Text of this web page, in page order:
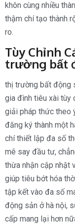
khôn cùng nhiều
thậm chí tạo thành
ro.
Tùy Chỉnh
trường bất
thị trường bất động
gia đình tiêu xài tùy
giải pháp thức theo
đăng ký thành một
chí thiết lập đa số
mê say đầu tư,
thừa nhận cập nhật
giúp tiêu bớt hóa
tập kết vào đa số
động sản ở hà nội,
cấp mang lại hơn